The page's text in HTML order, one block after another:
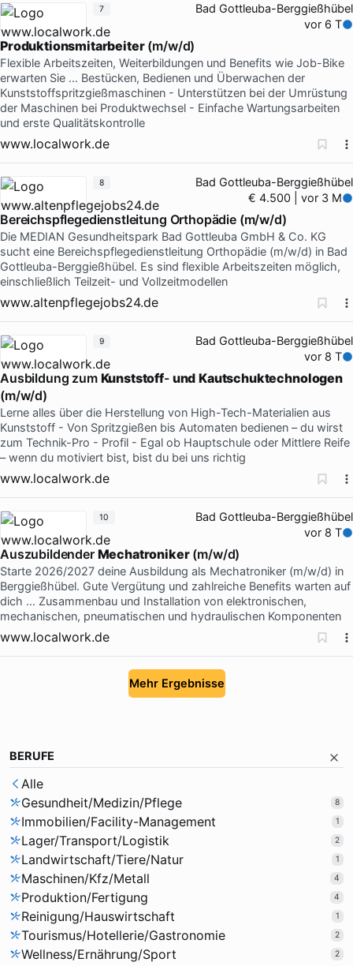
Bad Gottleuba-Berggießhübel
vor 6 T
Produktionsmitarbeiter(m/w/d)
Flexible Arbeitszeiten, Weiterbildungen und Benefits wie Job-Bike
erwarten Sie … Bestücken, Bedienen und Überwachen der
Kunststoffspritzgießmaschinen - Unterstützen bei der Umrüstung
der Maschinen bei Produktwechsel - Einfache Wartungsarbeiten
und erste Qualitätskontrolle
www.localwork.de
7
Bad Gottleuba-Berggießhübel
€ 4.500 | vor 3 M
Bereichspflegedienstleitung Orthopädie (m/w/d)
Die MEDIAN Gesundheitspark Bad Gottleuba GmbH & Co. KG
sucht eine Bereichspflegedienstleitung Orthopädie (m/w/d) in Bad
Gottleuba-Berggießhübel. Es sind flexible Arbeitszeiten möglich,
einschließlich Teilzeit- und Vollzeitmodellen
www.altenpflegejobs24.de
8
Bad Gottleuba-Berggießhübel
vor 8 T
Ausbildung zum Kunststoff- und Kautschuktechnologen
(m/w/d)
Lerne alles über die Herstellung von High-Tech-Materialien aus
Kunststoff - Von Spritzgießen bis Automaten bedienen – du wirst
zum Technik-Pro - Profil - Egal ob Hauptschule oder Mittlere Reife
– wenn du motiviert bist, bist du bei uns richtig
www.localwork.de
9
Bad Gottleuba-Berggießhübel
vor 8 T
Auszubildender Mechatroniker(m/w/d)
Starte 2026/2027 deine Ausbildung als Mechatroniker (m/w/d) in
Berggießhübel. Gute Vergütung und zahlreiche Benefits warten auf
dich … Zusammenbau und Installation von elektronischen,
mechanischen, pneumatischen und hydraulischen Komponenten
www.localwork.de
10
Mehr Ergebnisse
BERUFE
Alle
Gesundheit/Medizin/Pflege
8
Immobilien/Facility-Management 1
Lager/Transport/Logistik 2
Landwirtschaft/Tiere/Natur 1
Maschinen/Kfz/Metall 4
Produktion/Fertigung 4
Reinigung/Hauswirtschaft 1
Tourismus/Hotellerie/Gastronomie 2
Wellness/Ernährung/Sport 2